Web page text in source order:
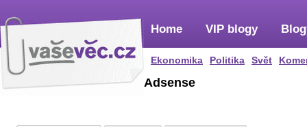
Home
Ekonomika Politika Svět
VIP blogy
Adsense